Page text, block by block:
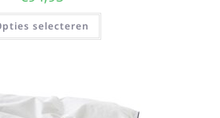
selecteren